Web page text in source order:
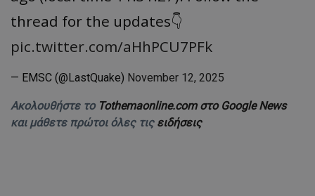
thread for the updates👇
pic.twitter.com/aHhPCU7PFk
— EMSC (@LastQuake) November 12, 2025
Ακολουθήστε το Tothemaonline.com στο Google News
και μάθετε πρώτοι όλες τις ειδήσεις